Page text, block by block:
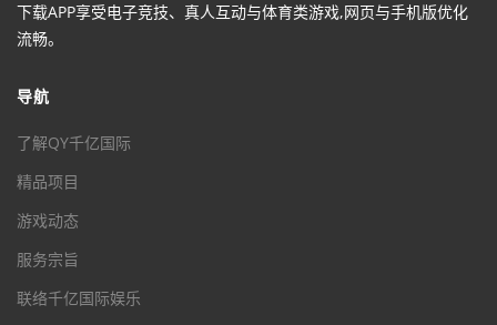
下载APP享受电子竞技、真人互动与体育类游戏,网页与手机版优化
流畅。
导航
了解QY千亿国际
精品项目
游戏动态
服务宗旨
联络千亿国际娱乐